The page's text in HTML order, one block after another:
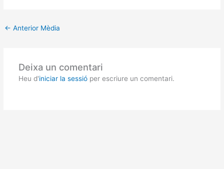
← Anterior Mèdia
Deixa un comentari
Heu d'iniciar la sessióper escriure un comentari.